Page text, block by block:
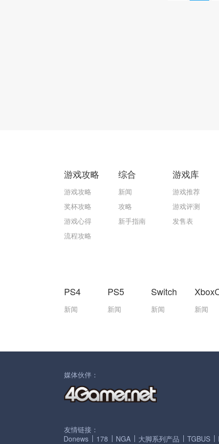
游戏攻略
游戏攻略
奖杯攻略
游戏心得
流程攻略
综合
新闻
攻略
新手指南
游戏库
游戏推荐
游戏评测
发售表
PS4
新闻
PS5
新闻
Switch
新闻 新闻
媒体伙伴：
友情链接：
Donews
178 NGA 大脚系列产品 TGBUS